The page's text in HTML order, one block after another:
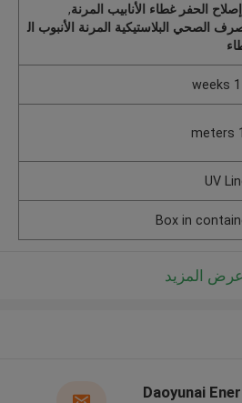
إصلاح الحفر غطاء الأنابيب المرنة,
الصحي البلاستيكية المرنة الأنبوب ال
1-
UV
Box in
عرض المزيد
Daoyunai